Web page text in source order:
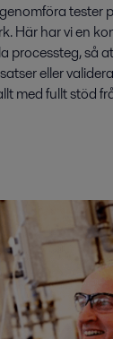
tester
Här har vi en
processteg, så
eller
med fullt stöd